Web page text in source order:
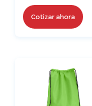
Cotizar ahora